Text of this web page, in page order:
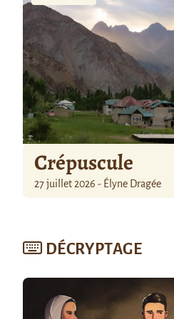
Crépuscule
27 juillet 2026 - Élyne Dragée
DÉCRYPTAGE